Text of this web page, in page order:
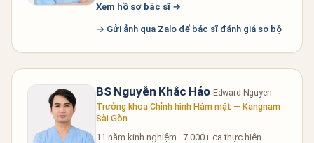
Xem hồ sơ bác sĩ →
→ Gửi ảnh qua Zalo để bác sĩ đánh giá sơ bộ
BS Nguyễn Khắc Hảo Edward Nguyen
Trưởng khoa Chỉnh hình Hàm mặt — Kangnam
Sài Gòn
11 năm kinh nghiệm · 7.000+ ca thực hiện